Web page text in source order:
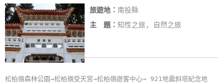
旅遊地： 南投縣
主 題： 知性之旅, 自然之旅
松柏嶺森林公園→松柏嶺受天宮→松柏嶺遊客中心→ 921地震斜塔紀念地